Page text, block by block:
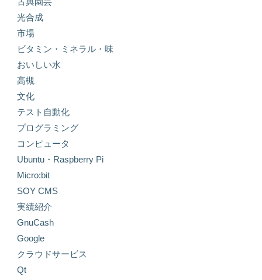
光合成
市場
ビタミン・ミネラル・味
おいしい水
高槻
文化
テスト自動化
プログラミング
コンピュータ
Ubuntu・Raspberry Pi
Micro:bit
SOY CMS
実績紹介
GnuCash
Google
クラウドサービス
Qt